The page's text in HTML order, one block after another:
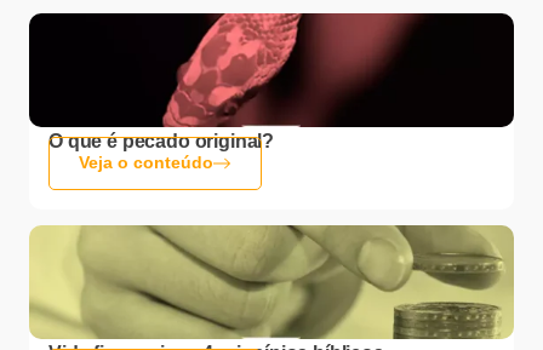
O que é pecado original?
Veja o conteúdo